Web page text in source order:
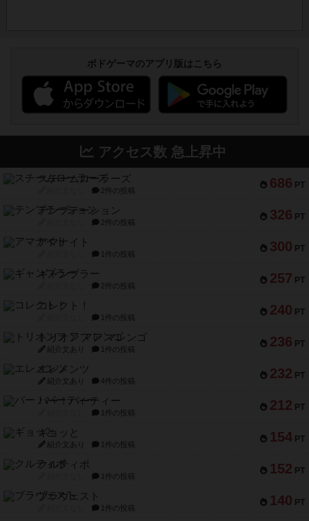
ボドゲーマのアプリ版はこちら
アクセス数 急上昇中
686 PT
スチームローラーズ
2件の投稿
326 PT
テンプテーション
2件の投稿
300 PT
アマナイト
1件の投稿
257 PT
ギャンブラー
2件の投稿
240 PT
コレクト！
1件の投稿
236 PT
トリオンフ ア マレンゴ
紹介文あり 1件の投稿
232 PT
エレメンツ
紹介文あり 4件の投稿
212 PT
バー！パーティー
1件の投稿
154 PT
ギョッと
紹介文あり 1件の投稿
152 PT
クルティボ
1件の投稿
140 PT
ブラヴェスト
1件の投稿